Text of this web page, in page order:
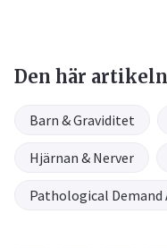
Den här
Barn & Graviditet
Hjärnan & Nerver
Pathological Demand